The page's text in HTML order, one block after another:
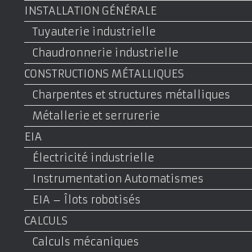
INSTALLATION GÉNÉRALE
Tuyauterie industrielle
Chaudronnerie industrielle
CONSTRUCTIONS MÉTALLIQUES
Charpentes et structures métalliques
Métallerie et serrurerie
EIA
Électricité industrielle
Instrumentation Automatismes
EIA – Îlots robotisés
CALCULS
Calculs mécaniques